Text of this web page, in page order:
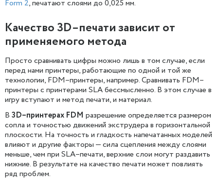
Form 2, печатают слоями до 0,025 мм.
Качество 3D–печати зависит от
применяемого метода
Просто сравнивать цифры можно лишь в том случае, если
перед нами принтеры, работающие по одной и той же
технологии, FDM–принтеры, например. Сравнивать FDM–
принтеры с принтерами SLA бессмысленно. В этом случае в
игру вступают и метод печати, и материал.
В 3D–принтерах FDM разрешение определяется размером
сопла и точностью движений экструдера в горизонтальной
плоскости. На точность и гладкость напечатанных моделей
влияют и другие факторы — сила сцепления между слоями
меньше, чем при SLA–печати, верхние слои могут раздавить
нижние. В результате на качество печати может повлиять
ряд проблем.